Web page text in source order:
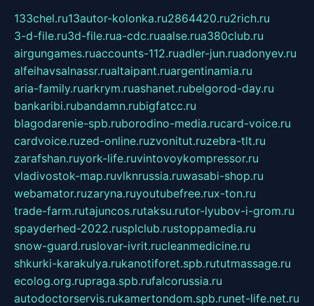
133chel.ru13autor-kolonka.ru2864420.ru2rich.ru
3-d-file.ru3d-file.rua-cdc.ruaalse.rua380club.ru
airgungames.ruaccounts-112.ruadler-jun.ruadonyev.ru
alfeihavsalnassr.rualtaipant.ruargentinamia.ru
aria-family.ruarkrym.ruashanet.rubelgorod-day.ru
bankaribi.rubandamn.rubigfatcc.ru
blagodarenie-spb.ruborodino-media.rucard-voice.ru
cardvoice.ruzed-online.ruzvonitut.ruzebra-tlt.ru
zarafshan.ruyork-life.ruvintovoykompressor.ru
vladivostok-map.ruvlknrussia.ruwasabi-shop.ru
webamator.ruzaryna.ruyoutubefree.rux-ton.ru
trade-farm.rutajuncos.rutaksu.rutor-lyubov-i-grom.ru
spayderhed-2022.rusplclub.rustoppamedia.ru
snow-guard.ruslovar-ivrit.rucleanmedicine.ru
shkurki-karakulya.rukanotiforet.spb.rututmassage.ru
ecolog.org.rupraga.spb.rufalcorussia.ru
autodoctorservis.rukamertondom.spb.runet-life.net.ru